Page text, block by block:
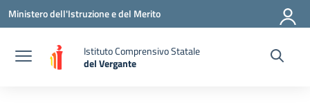
Vai ai contenuti
Vai al menu di navigazione
Vai al footer
Ministero dell'Istruzione e del Merito
Istituto Comprensivo Statale
del Vergante
— Visita la pagina iniziale della scuola